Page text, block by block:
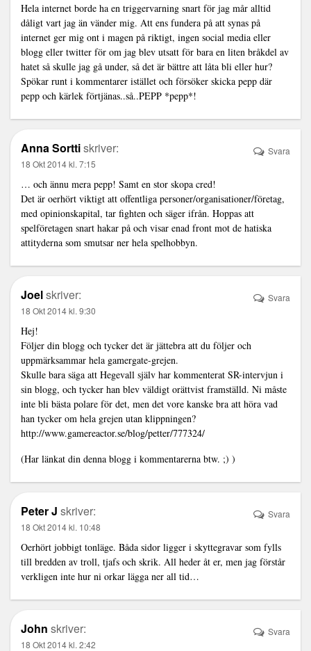
Hela internet borde ha en triggervarning snart för jag mår alltid
dåligt vart jag än vänder mig. Att ens fundera på att synas på
internet ger mig ont i magen på riktigt, ingen social media eller
blogg eller twitter för om jag blev utsatt för bara en liten bråkdel av
hatet så skulle jag gå under, så det är bättre att låta bli eller hur?
Spökar runt i kommentarer istället och försöker skicka pepp där
pepp och kärlek förtjänas..så..PEPP *pepp*!
Anna Sorttiskriver:
18 Okt 2014 kl. 7:15
… och ännu mera pepp! Samt en stor skopa cred!
Det är oerhört viktigt att offentliga personer/organisationer/företag,
med opinionskapital, tar fighten och säger ifrån. Hoppas att
spelföretagen snart hakar på och visar enad front mot de hatiska
attityderna som smutsar ner hela spelhobbyn.
Svara
Joelskriver:
18 Okt 2014 kl. 9:30
Hej!
Följer din blogg och tycker det är jättebra att du följer och
uppmärksammar hela gamergate-grejen.
Skulle bara säga att Hegevall själv har kommenterat SR-intervjun i
sin blogg, och tycker han blev väldigt orättvist framställd. Ni måste
inte bli bästa polare för det, men det vore kanske bra att höra vad
han tycker om hela grejen utan klippningen?
http://www.gamereactor.se/blog/petter/777324/
(Har länkat din denna blogg i kommentarerna btw. ;) )
Svara
Peter J skriver:
18 Okt 2014 kl. 10:48
Oerhört jobbigt tonläge. Båda sidor ligger i skyttegravar som fylls
till bredden av troll, tjafs och skrik. All heder åt er, men jag förstår
verkligen inte hur ni orkar lägga ner all tid…
Svara
John skriver:
18 Okt 2014 kl. 2:42
Svara